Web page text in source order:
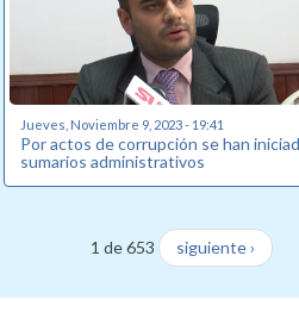
Jueves, Noviembre 9, 2023 - 19:41
Por actos de corrupción se han
sumarios administrativos
1 de 653 siguiente ›